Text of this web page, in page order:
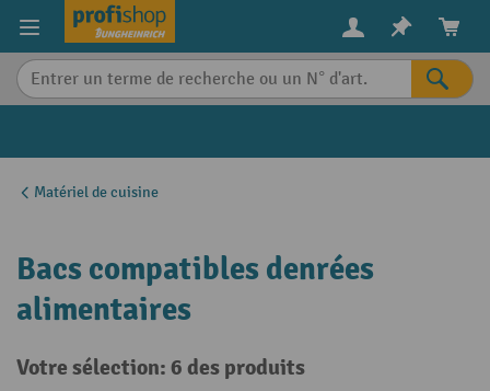
content
Matériel de cuisine
Bacs compatibles denrées
alimentaires
Votre sélection: 6 des produits